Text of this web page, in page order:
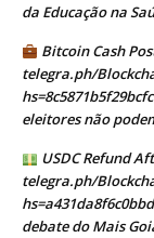
da Educação na
Bitcoin Cash
telegra.ph/
eleitores não
USDC Refund
telegra.ph/
debate do Mais